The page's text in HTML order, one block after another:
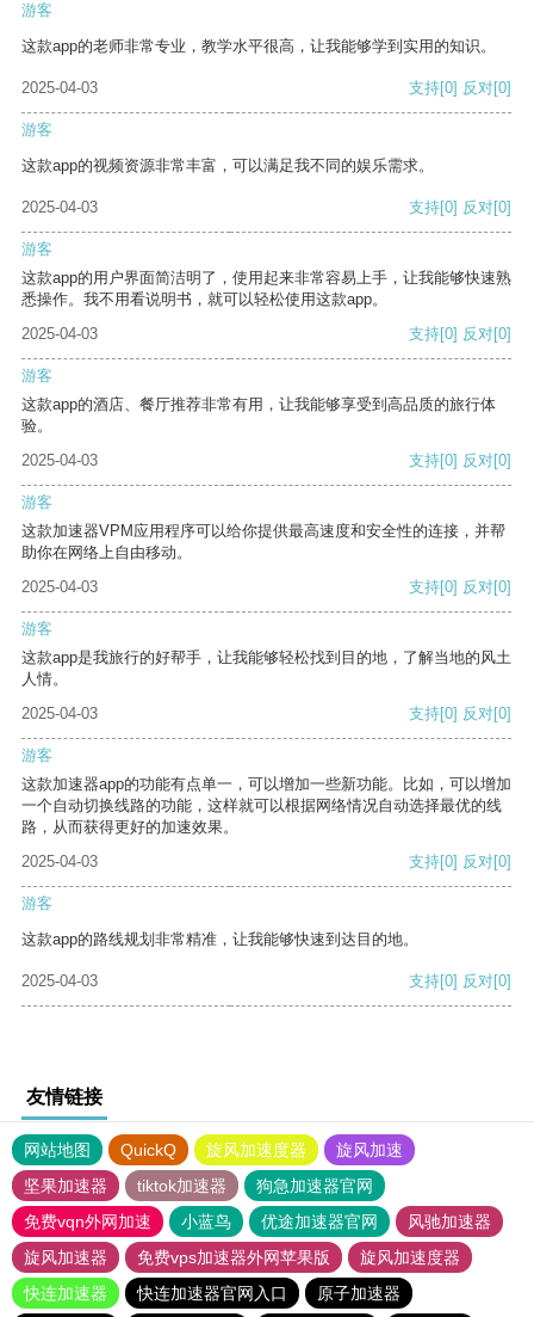
游客
这款app的老师非常专业，教学水平很高，让我能够学到实用的知识。
2025-04-03 支持[0] 反对[0]
游客
这款app的视频资源非常丰富，可以满足我不同的娱乐需求。
2025-04-03 支持[0] 反对[0]
游客
这款app的用户界面简洁明了，使用起来非常容易上手，让我能够快速熟
悉操作。我不用看说明书，就可以轻松使用这款app。
2025-04-03
支持[0] 反对[0]
游客
这款app的酒店、餐厅推荐非常有用，让我能够享受到高品质的旅行体
验。
2025-04-03
支持[0] 反对[0]
游客
这款加速器VPM应用程序可以给你提供最高速度和安全性的连接，并帮
助你在网络上自由移动。
2025-04-03
支持[0] 反对[0]
游客
这款app是我旅行的好帮手，让我能够轻松找到目的地，了解当地的风土
人情。
2025-04-03
支持[0] 反对[0]
游客
这款加速器app的功能有点单一，可以增加一些新功能。比如，可以增加
一个自动切换线路的功能，这样就可以根据网络情况自动选择最优的线
路，从而获得更好的加速效果。
2025-04-03
支持[0] 反对[0]
游客
这款app的路线规划非常精准，让我能够快速到达目的地。
2025-04-03 支持[0] 反对[0]
友情链接
网站地图 QuickQ 旋风加速度器
旋风加速
坚果加速器
tiktok加速器
狗急加速器官网
免费vqn外网加速
小蓝鸟 优途加速器官网
风驰加速器
旋风加速器
免费vps加速器外网苹果版
旋风加速度器
快连加速器
快连加速器官网入口 原子加速器